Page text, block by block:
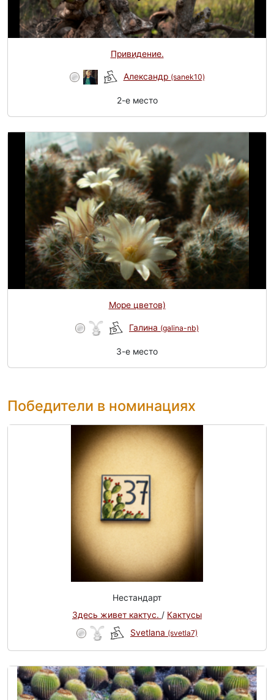
Привидение.
Александр (sanek10)
2-e место
Море цветов)
Галина (galina-nb)
3-e место
Победители в номинациях
Нестандарт
Здесь живет кактус. / Кактусы
Svetlana (svetla7)